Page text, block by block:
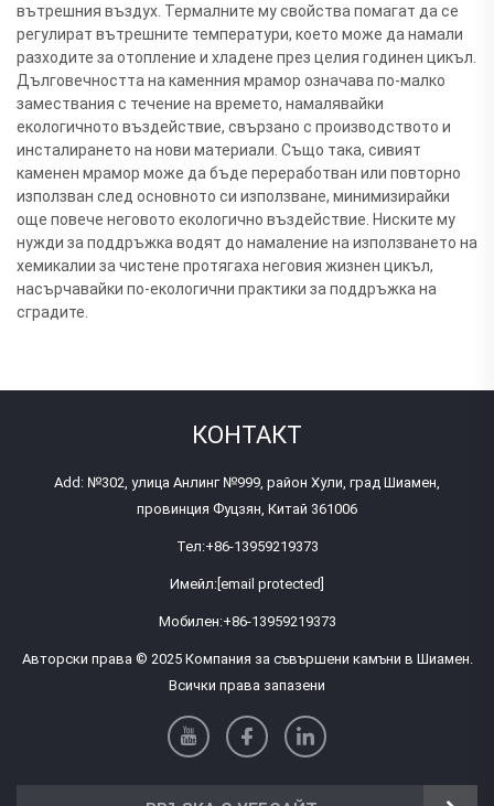
вътрешния въздух. Термалните му свойства помагат да се
регулират вътрешните температури, което може да намали
разходите за отопление и хладене през целия годинен цикъл.
Дълговечността на каменния мрамор означава по-малко
замествания с течение на времето, намалявайки
екологичното въздействие, свързано с производството и
инсталирането на нови материали. Също така, сивият
каменен мрамор може да бъде переработван или повторно
използван след основното си използване, минимизирайки
още повече неговото екологично въздействие. Ниските му
нужди за поддръжка водят до намаление на използването на
хемикалии за чистене протягаха неговия жизнен цикъл,
насърчавайки по-екологични практики за поддръжка на
сградите.
КОНТАКТ
Add: №302, улица Анлинг №999, район Хули, град Шиамен,
провинция Фуцзян, Китай 361006
Тел:+86-13959219373
Имейл:[email protected]
Мобилен:+86-13959219373
Авторски права © 2025 Компания за съвършени камъни в Шиамен.
Всички права запазени